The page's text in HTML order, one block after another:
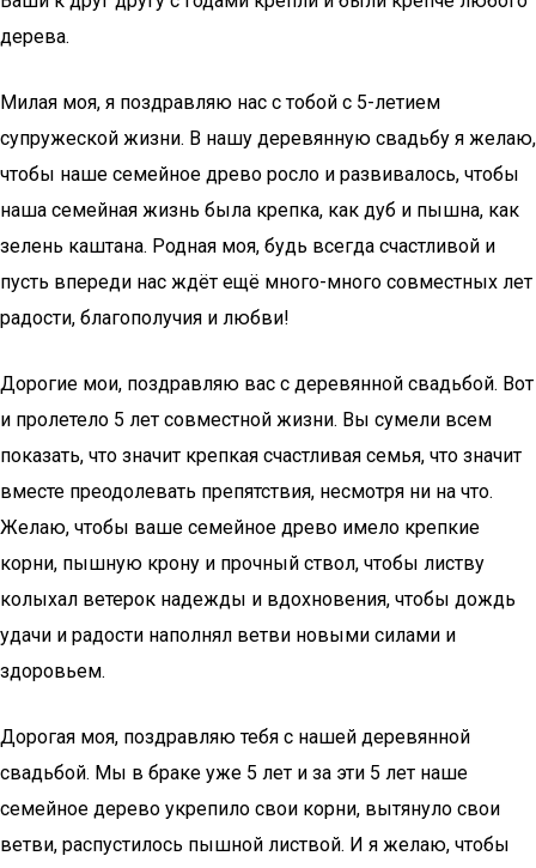
дерева.
Милая моя, я поздравляю нас с тобой с 5-летием
супружеской жизни. В нашу деревянную свадьбу я желаю,
чтобы наше семейное древо росло и развивалось, чтобы
наша семейная жизнь была крепка, как дуб и пышна, как
зелень каштана. Родная моя, будь всегда счастливой и
пусть впереди нас ждёт ещё много-много совместных лет
радости, благополучия и любви!
Дорогие мои, поздравляю вас с деревянной свадьбой. Вот
и пролетело 5 лет совместной жизни. Вы сумели всем
показать, что значит крепкая счастливая семья, что значит
вместе преодолевать препятствия, несмотря ни на что.
Желаю, чтобы ваше семейное древо имело крепкие
корни, пышную крону и прочный ствол, чтобы листву
колыхал ветерок надежды и вдохновения, чтобы дождь
удачи и радости наполнял ветви новыми силами и
здоровьем.
Дорогая моя, поздравляю тебя с нашей деревянной
свадьбой. Мы в браке уже 5 лет и за эти 5 лет наше
семейное дерево укрепило свои корни, вытянуло свои
ветви, распустилось пышной листвой. И я желаю, чтобы